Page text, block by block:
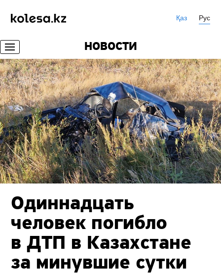
Қаз Рус
НОВОСТИ
Одиннадцать
человек погибло
в ДТП в Казахстане
за минувшие сутки